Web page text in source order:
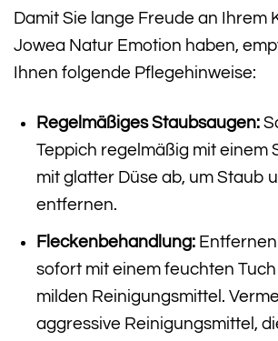
Damit Sie lange Freude an Ihrem
Jowea Natur Emotion haben,
Ihnen folgende Pflegehinweise:
Regelmäßiges Staubsaugen:
Teppich regelmäßig mit einem
mit glatter Düse ab, um Staub
entfernen.
Fleckenbehandlung:Entfernen
sofort mit einem feuchten
milden Reinigungsmittel.
aggressive Reinigungsmittel,